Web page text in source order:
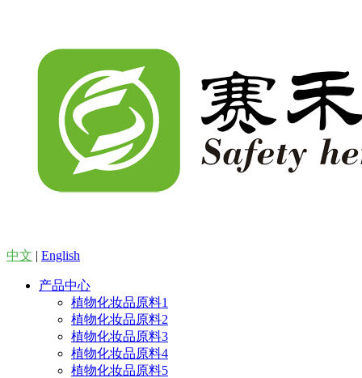
中文 | English
产品中心
植物化妆品原料1
植物化妆品原料2
植物化妆品原料3
植物化妆品原料4
植物化妆品原料5